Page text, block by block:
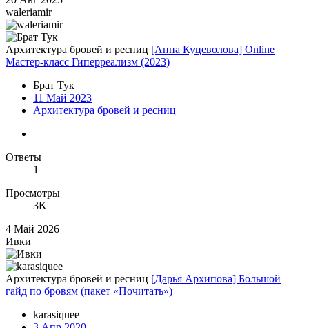
waleriamir
Архитектура бровей и ресниц [Анна Куцеволова] Online
Мастер-класс Гиперреализм (2023)
Брат Тук
11 Май 2023
Архитектура бровей и ресниц
Ответы
1
Просмотры
3K
4 Май 2026
Ивки
Архитектура бровей и ресниц [Дарья Архипова] Большой
гайд по бровям (пакет «Почитать»)
karasiquee